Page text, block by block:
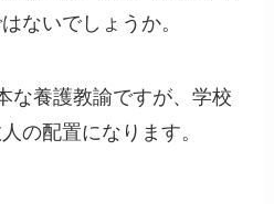
ないでしょうか。
な養護教諭ですが、学校
の配置になります。